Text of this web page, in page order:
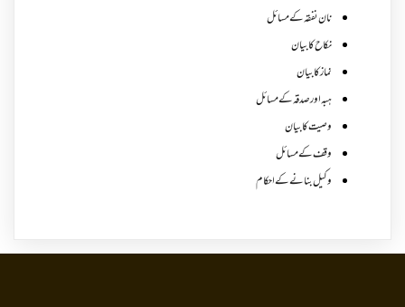
نان نفقہ کے مسائل
نکاح کا بیان
نماز کا بیان
ہبہ اور صدقہ کے مسائل
وصیت کا بیان
وقف کے مسائل
وکیل بنانے کے احکام